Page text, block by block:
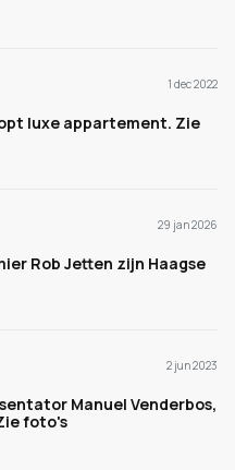
1 dec 2022
luxe appartement. Zie
29 jan 2026
Rob Jetten zijn Haagse
2 jun 2023
Manuel Venderbos,
foto's